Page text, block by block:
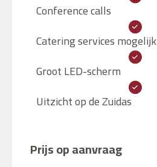
Conference calls
Catering services mogelijk
Groot LED-scherm
Uitzicht op de Zuidas
Prijs op aanvraag